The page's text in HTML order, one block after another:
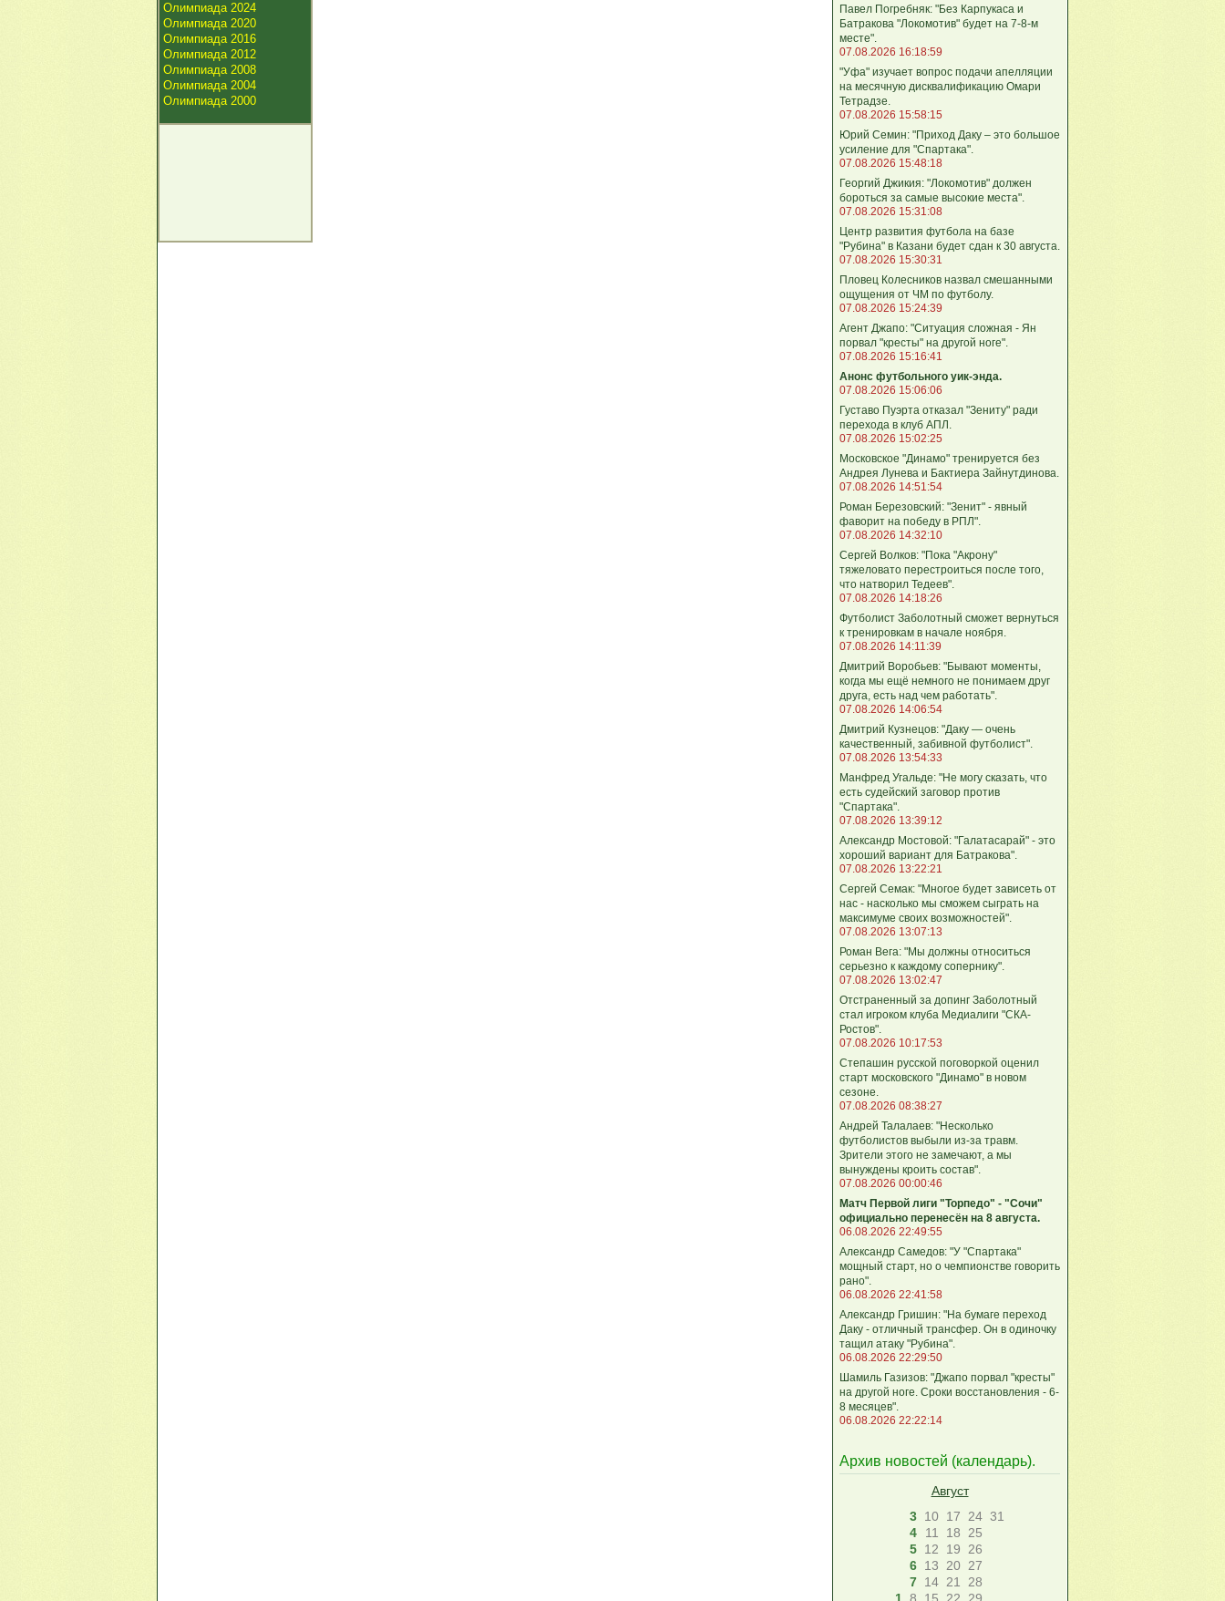
Олимпиада 2024
Олимпиада 2020
Олимпиада 2016
Олимпиада 2012
Олимпиада 2008
Олимпиада 2004
Олимпиада 2000
Павел Погребняк: "Без Карпукаса и
Батракова "Локомотив" будет на 7-8-м
месте".
07.08.2026 16:18:59
"Уфа" изучает вопрос подачи апелляции
на месячную дисквалификацию Омари
Тетрадзе.
07.08.2026 15:58:15
Юрий Семин: "Приход Даку – это большое
усиление для "Спартака".
07.08.2026 15:48:18
Георгий Джикия: "Локомотив" должен
бороться за самые высокие места".
07.08.2026 15:31:08
Центр развития футбола на базе
"Рубина" в Казани будет сдан к 30 августа.
07.08.2026 15:30:31
Пловец Колесников назвал смешанными
ощущения от ЧМ по футболу.
07.08.2026 15:24:39
Агент Джапо: "Ситуация сложная - Ян
порвал "кресты" на другой ноге".
07.08.2026 15:16:41
Анонс футбольного уик-энда.
07.08.2026 15:06:06
Густаво Пуэрта отказал "Зениту" ради
перехода в клуб АПЛ.
07.08.2026 15:02:25
Московское "Динамо" тренируется без
Андрея Лунева и Бактиера Зайнутдинова.
07.08.2026 14:51:54
Роман Березовский: "Зенит" - явный
фаворит на победу в РПЛ".
07.08.2026 14:32:10
Сергей Волков: "Пока "Акрону"
тяжеловато перестроиться после того,
что натворил Тедеев".
07.08.2026 14:18:26
Футболист Заболотный сможет вернуться
к тренировкам в начале ноября.
07.08.2026 14:11:39
Дмитрий Воробьев: "Бывают моменты,
когда мы ещё немного не понимаем друг
друга, есть над чем работать".
07.08.2026 14:06:54
Дмитрий Кузнецов: "Даку — очень
качественный, забивной футболист".
07.08.2026 13:54:33
Манфред Угальде: "Не могу сказать, что
есть судейский заговор против
"Спартака".
07.08.2026 13:39:12
Александр Мостовой: "Галатасарай" - это
хороший вариант для Батракова".
07.08.2026 13:22:21
Сергей Семак: "Многое будет зависеть от
нас - насколько мы сможем сыграть на
максимуме своих возможностей".
07.08.2026 13:07:13
Роман Вега: "Мы должны относиться
серьезно к каждому сопернику".
07.08.2026 13:02:47
Отстраненный за допинг Заболотный
стал игроком клуба Медиалиги "СКА-
Ростов".
07.08.2026 10:17:53
Степашин русской поговоркой оценил
старт московского "Динамо" в новом
сезоне.
07.08.2026 08:38:27
Андрей Талалаев: "Несколько
футболистов выбыли из-за травм.
Зрители этого не замечают, а мы
вынуждены кроить состав".
07.08.2026 00:00:46
Матч Первой лиги "Торпедо" - "Сочи"
официально перенесён на 8 августа.
06.08.2026 22:49:55
Александр Самедов: "У "Спартака"
мощный старт, но о чемпионстве говорить
рано".
06.08.2026 22:41:58
Александр Гришин: "На бумаге переход
Даку - отличный трансфер. Он в одиночку
тащил атаку "Рубина".
06.08.2026 22:29:50
Шамиль Газизов: "Джапо порвал "кресты"
на другой ноге. Сроки восстановления - 6-
8 месяцев".
06.08.2026 22:22:14
Архив новостей (календарь).
Август
3 10 17 24 31
4
11 18
25
5 12 19
26
6 13 20 27
7 14 21
28